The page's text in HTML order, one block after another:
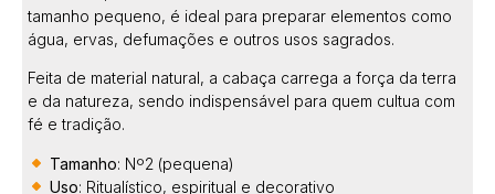
tamanho pequeno, é ideal para preparar elementos como
água, ervas, defumações e outros usos sagrados.
Feita de material natural, a cabaça carrega a força da terra
e da natureza, sendo indispensável para quem cultua com
fé e tradição.
Tamanho: Nº2 (pequena)
Uso: Ritualístico, espiritual e decorativo